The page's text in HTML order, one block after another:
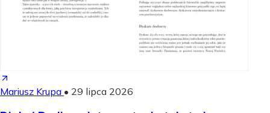
Mariusz Krupa • 29 lipca 2026